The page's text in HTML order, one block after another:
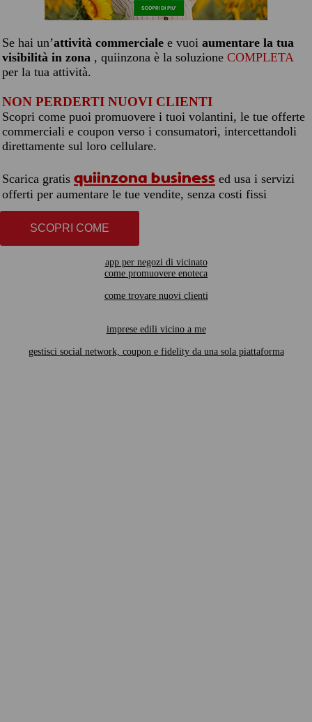
Se hai un’attività commerciale e vuoi aumentare la tua
visibilità in zona , quiinzona è la soluzione COMPLETA
per la tua attività.
NON PERDERTI NUOVI CLIENTI
Scopri come puoi promuovere i tuoi volantini, le tue offerte
commerciali e coupon verso i consumatori, intercettandoli
direttamente sul loro cellulare.
Scarica gratis quiinzona business ed usa i servizi
offerti per aumentare le tue vendite, senza costi fissi
SCOPRI COME
app per negozi di vicinato
come promuovere enoteca
come trovare nuovi clienti
imprese edili vicino a me
gestisci social network, coupon e fidelity da una sola piattaforma